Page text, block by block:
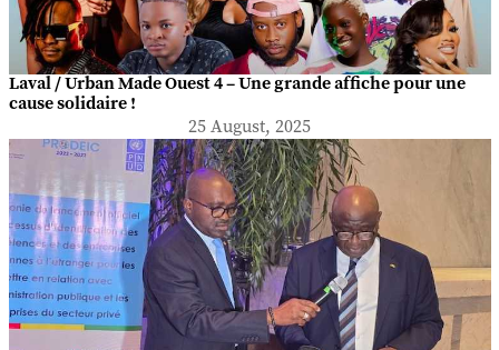
Laval / Urban Made Ouest 4 – Une grande affiche pour une
cause solidaire !
25 August, 2025